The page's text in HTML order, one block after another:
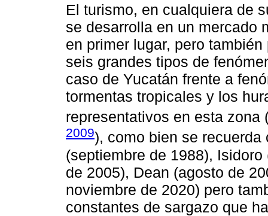
El turismo, en cualquiera de
se desarrolla en un mercado
en primer lugar, pero
seis grandes tipos de
caso de Yucatán frente a
tormentas tropicales y los
representativos en esta zona
2009), como bien se
(septiembre de 1988),
de 2005), Dean (agosto de
noviembre de 2020) pero
constantes de sargazo que